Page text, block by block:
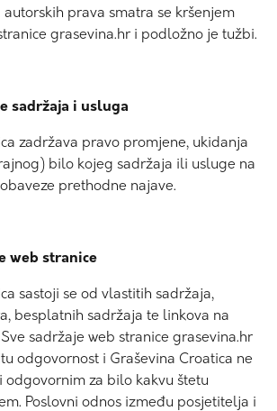
prava smatra se kršenjem
grasevina.hr i podložno je tužbi.
sadržaja i usluga
zadržava pravo promjene, ukidanja
bilo kojeg sadržaja ili usluge na
prethodne najave.
web stranice
sastoji se od vlastitih sadržaja,
besplatnih sadržaja te linkova na
sadržaje web stranice grasevina.hr
odgovornost i Graševina Croatica ne
odgovornim za bilo kakvu štetu
Poslovni odnos između posjetitelja i